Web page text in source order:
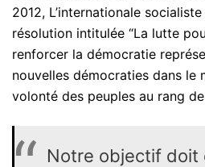
2012, L’internationale
résolution intitulée “La lutte
renforcer la démocratie
nouvelles démocraties dans le
volonté des peuples au rang
Notre objectif doit